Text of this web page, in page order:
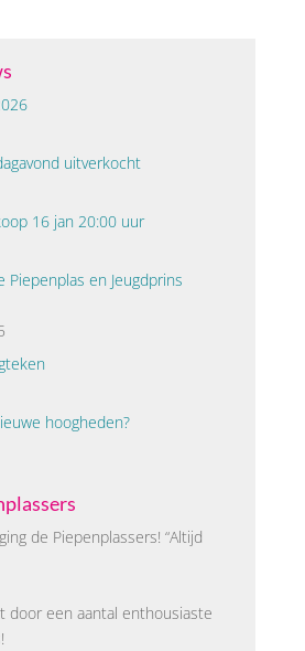
uitverkocht
16 jan 20:00 uur
Piepenplas en Jeugdprins
hoogheden?
de Piepenplassers! “Altijd
door een aantal enthousiaste